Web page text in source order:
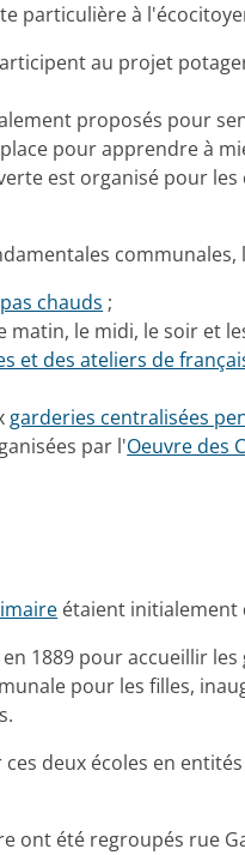
particulière à
au projet
proposés pour
pour apprendre à
est organisé pour
communales,
chauds ;
matin, le midi, le soir et
et des ateliers de
garderies centralisées
par l'Oeuvre des
étaient initialement
en 1889 pour accueillir
pour les filles,
ces deux écoles en
ont été regroupés rue